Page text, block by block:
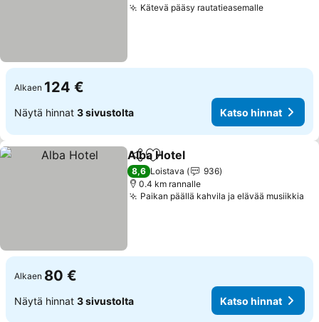
Kätevä pääsy rautatieasemalleKatso
Alkaen 124 €
Näytä hinnat 3 sivustolta Katso hinnat
Jaa Lisää suosikkeihin
Alba Hotel
8,6 Loistava
936
0.4 km rannalle
Paikan päällä kahvila ja elävää musiikkia
Alkaen 80 €
Näytä hinnat 3 sivustolta Katso hinnat